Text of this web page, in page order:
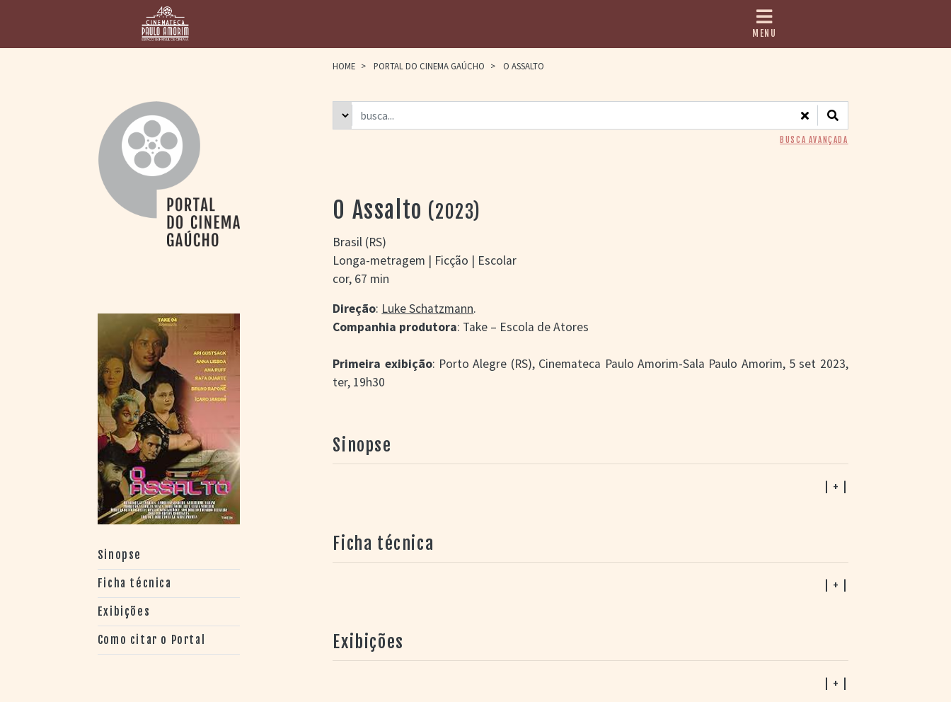
PAULO AMORIM
> HOMENAGEADOS
> ASSOCIAÇÃO DOS
> BIBLIOTECA
ROMEU GRIMALDI
PORTAL DO
CINEMA GAÚCHO
> APRESENTAÇÃO
> BUSCA AVANÇADA
> LISTA DE FILMES
> FILMOGRAFIAS DE
CINEASTAS
> DISCOGRAFIAS
> BIBLIOGRAFIAS
CONTATO E
MENU
HOME > PORTAL DO CINEMA GAÚCHO > O ASSALTO
Sinopse
Ficha técnica
Exibições
Como citar o Portal
BUSCA AVANÇADA
O Assalto (2023)
Brasil (RS)
Longa-metragem | Ficção | Escolar
cor, 67 min
Direção: Luke Schatzmann.
Companhia produtora: Take – Escola de Atores
Primeira exibição: Porto Alegre (RS), Cinemateca Paulo Amorim-Sala Paulo Amorim, 5 set 2023,
ter, 19h30
Sinopse
| + |
Ficha técnica
| + |
Exibições
| + |